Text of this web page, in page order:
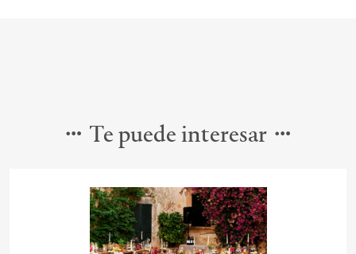
Te puede interesar